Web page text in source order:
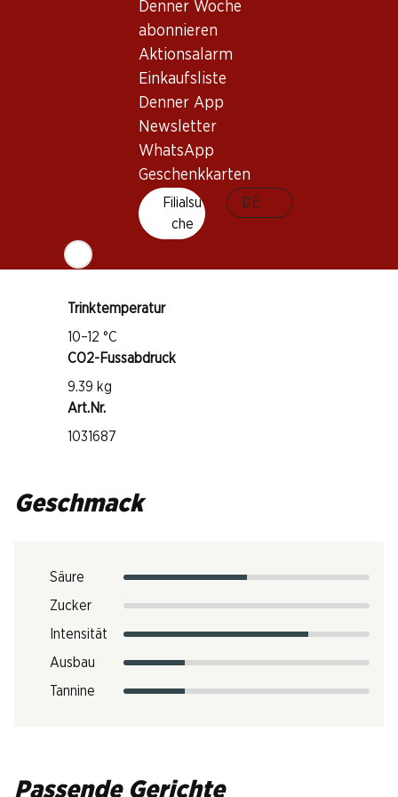
Denner Woche
abonnieren
Aktionsalarm
Einkaufsliste
Denner App
Newsletter
WhatsApp
Geschenkkarten
Filialsu
che
DE
Wissenswertes
1–5 Jahre
Trinktemperatur
10–12 °C
CO2-Fussabdruck
9.39 kg
Art.Nr.
1031687
Geschmack
Säure
Zucker
Intensität
Ausbau
Tannine
Passende Gerichte